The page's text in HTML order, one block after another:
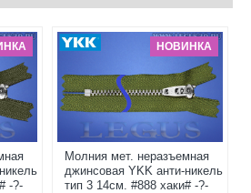
-?-
НОВИНКА
Молния мет. неразъемная
джинсовая YKK анти-никель
тип 3 14см. #888 хаки# -?-